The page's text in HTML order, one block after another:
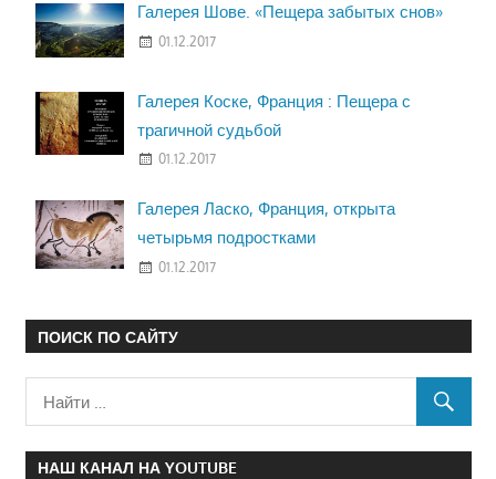
Галерея Шове. «Пещера забытых снов»
01.12.2017
Галерея Коске, Франция : Пещера с
трагичной судьбой
01.12.2017
Галерея Ласко, Франция, открыта
четырьмя подростками
01.12.2017
ПОИСК ПО САЙТУ
НАШ КАНАЛ НА YOUTUBE